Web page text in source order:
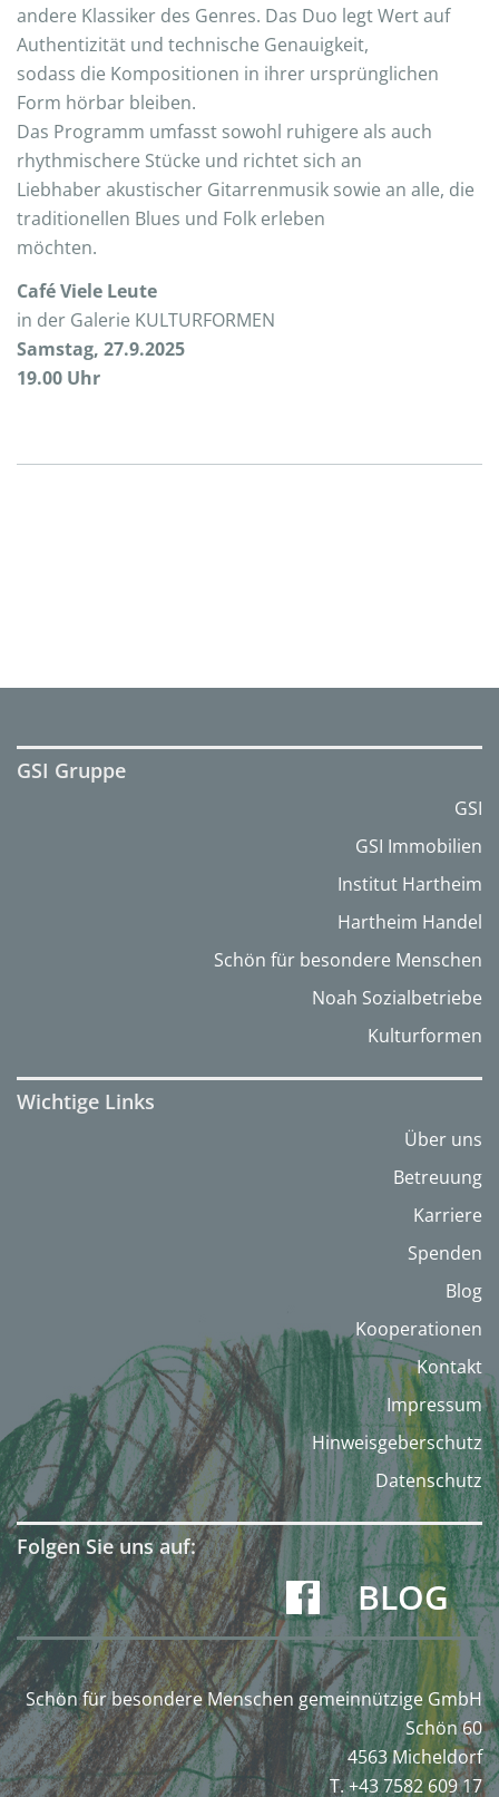
andere Klassiker des Genres. Das Duo legt Wert auf
Authentizität und technische Genauigkeit,
sodass die Kompositionen in ihrer ursprünglichen
Form hörbar bleiben.
Das Programm umfasst sowohl ruhigere als auch
rhythmischere Stücke und richtet sich an
Liebhaber akustischer Gitarrenmusik sowie an alle, die
traditionellen Blues und Folk erleben
möchten.
Café Viele Leute
in der Galerie KULTURFORMEN
Samstag, 27.9.2025
19.00 Uhr
GSI Gruppe
GSI
GSI Immobilien
Institut Hartheim
Hartheim Handel
Schön für besondere Menschen
Noah Sozialbetriebe
Kulturformen
Wichtige Links
Über uns
Betreuung
Karriere
Spenden
Blog
Kooperationen
Kontakt
Impressum
Hinweisgeberschutz
Datenschutz
Folgen Sie uns auf:
BLOG
Schön für besondere Menschen gemeinnützige GmbH
Schön 60
4563 Micheldorf
T. +43 7582 609 17